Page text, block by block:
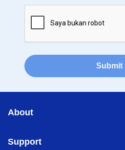
Submit
About
Support